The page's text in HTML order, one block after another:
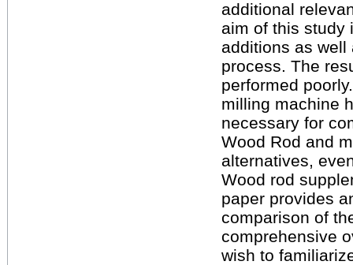
additional
aim of this study
additions as well
process. The
performed
milling machine
necessary for
Wood Rod and
alternatives,
Wood rod
paper provides
comparison of
comprehensive
wish to